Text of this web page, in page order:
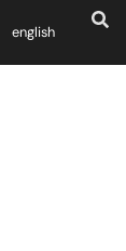
english